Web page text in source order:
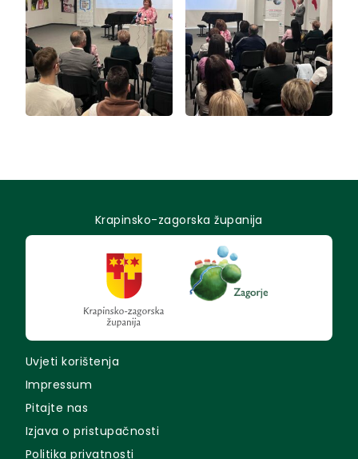
Krapinsko-zagorska županija
Uvjeti korištenja
Impressum
Pitajte nas
Izjava o pristupačnosti
Politika privatnosti